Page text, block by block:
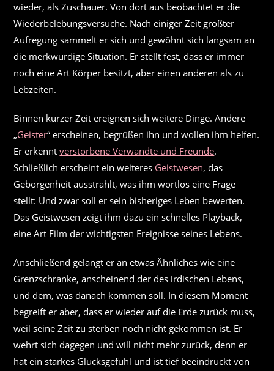
wieder, als Zuschauer. Von dort aus beobachtet er die
Wiederbelebungsversuche. Nach einiger Zeit größter
Aufregung sammelt er sich und gewöhnt sich langsam an
die merkwürdige Situation. Er stellt fest, dass er immer
noch eine Art Körper besitzt, aber einen anderen als zu
Lebzeiten.
Binnen kurzer Zeit ereignen sich weitere Dinge. Andere
„Geister“ erscheinen, begrüßen ihn und wollen ihm helfen.
Er erkenntverstorbene Verwandte und Freunde.
Schließlich erscheint ein weiteres Geistwesen, das
Geborgenheit ausstrahlt, was ihm wortlos eine Frage
stellt: Und zwar soll er sein bisheriges Leben bewerten.
Das Geistwesen zeigt ihm dazu ein schnelles Playback,
eine Art Film der wichtigsten Ereignisse seines Lebens.
Anschließend gelangt er an etwas Ähnliches wie eine
Grenzschranke, anscheinend der des irdischen Lebens,
und dem, was danach kommen soll. In diesem Moment
begreift er aber, dass er wieder auf die Erde zurück muss,
weil seine Zeit zu sterben noch nicht gekommen ist. Er
wehrt sich dagegen und will nicht mehr zurück, denn er
hat ein starkes Glücksgefühl und ist tief beeindruckt von